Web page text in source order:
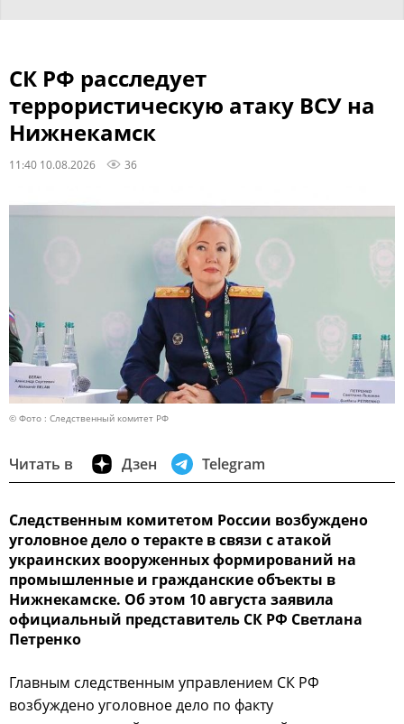
СК РФ расследует
террористическую атаку ВСУ на
Нижнекамск
11:40 10.08.2026 36
© Фото : Следственный комитет РФ
Читать в Дзен Telegram
Следственным комитетом России возбуждено
уголовное дело о теракте в связи с атакой
украинских вооруженных формирований на
промышленные и гражданские объекты в
Нижнекамске. Об этом 10 августа заявила
официальный представитель СК РФ Светлана
Петренко
Главным следственным управлением СК РФ
возбуждено уголовное дело по факту